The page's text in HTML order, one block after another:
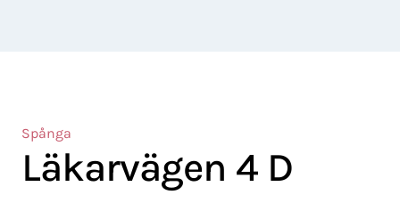
Spånga
Läkarvägen 4 D